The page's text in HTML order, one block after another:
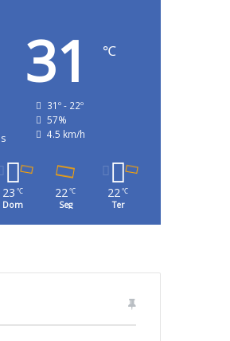
31 ℃
31º - 22º
57%
4.5 km/h
23 ℃
Dom
22℃
Seg
22℃
Ter